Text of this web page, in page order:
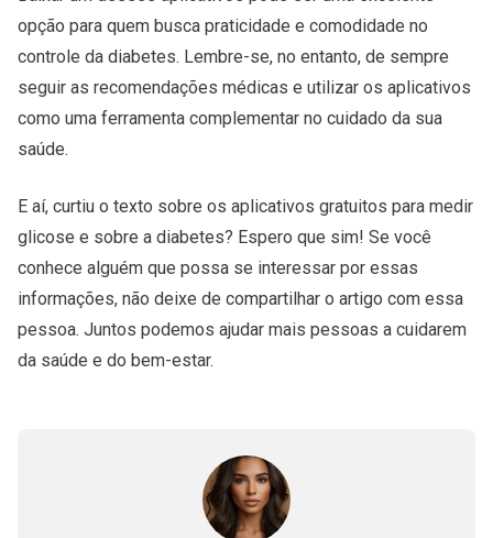
opção para quem busca praticidade e comodidade no
controle da diabetes. Lembre-se, no entanto, de sempre
seguir as recomendações médicas e utilizar os aplicativos
como uma ferramenta complementar no cuidado da sua
saúde.
E aí, curtiu o texto sobre os aplicativos gratuitos para medir
glicose e sobre a diabetes? Espero que sim! Se você
conhece alguém que possa se interessar por essas
informações, não deixe de compartilhar o artigo com essa
pessoa. Juntos podemos ajudar mais pessoas a cuidarem
da saúde e do bem-estar.